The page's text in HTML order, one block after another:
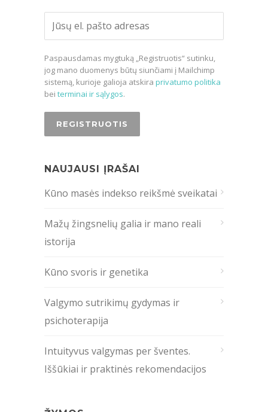
Paspausdamas mygtuką „Registruotis“ sutinku,
jog mano duomenys būtų siunčiami į Mailchimp
sistemą, kurioje galioja atskira privatumo politika
bei terminai ir sąlygos.
NAUJAUSI ĮRAŠAI
Kūno masės indekso reikšmė sveikatai
Mažų žingsnelių galia ir mano reali
istorija
Kūno svoris ir genetika
Valgymo sutrikimų gydymas ir
psichoterapija
Intuityvus valgymas per šventes.
Iššūkiai ir praktinės rekomendacijos